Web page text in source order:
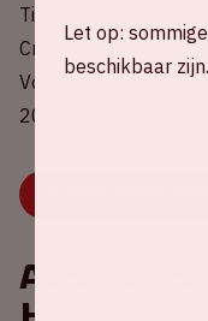
Tickets voor de
Cruijff ArenA zijn nu
Voor alle vragen
2026, kun je terecht
Als
Let op:
beschikbaar zijn.